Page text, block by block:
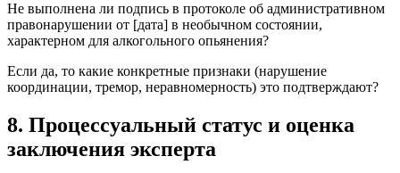
Не выполнена ли подпись в протоколе об административном
правонарушении от [дата] в необычном состоянии,
характерном для алкогольного опьянения?
Если да, то какие конкретные признаки (нарушение
координации, тремор, неравномерность) это подтверждают?
8. Процессуальный статус и оценка
заключения эксперта